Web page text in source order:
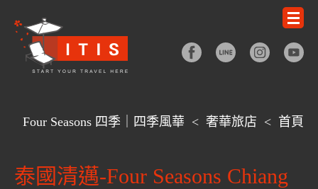
Four Seasons 四季｜四季風華 < 奢華旅店 < 首頁
泰國清邁-Four Seasons Chiang